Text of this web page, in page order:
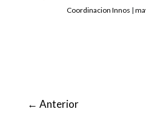
Coordinacion Innos |
← Anterior